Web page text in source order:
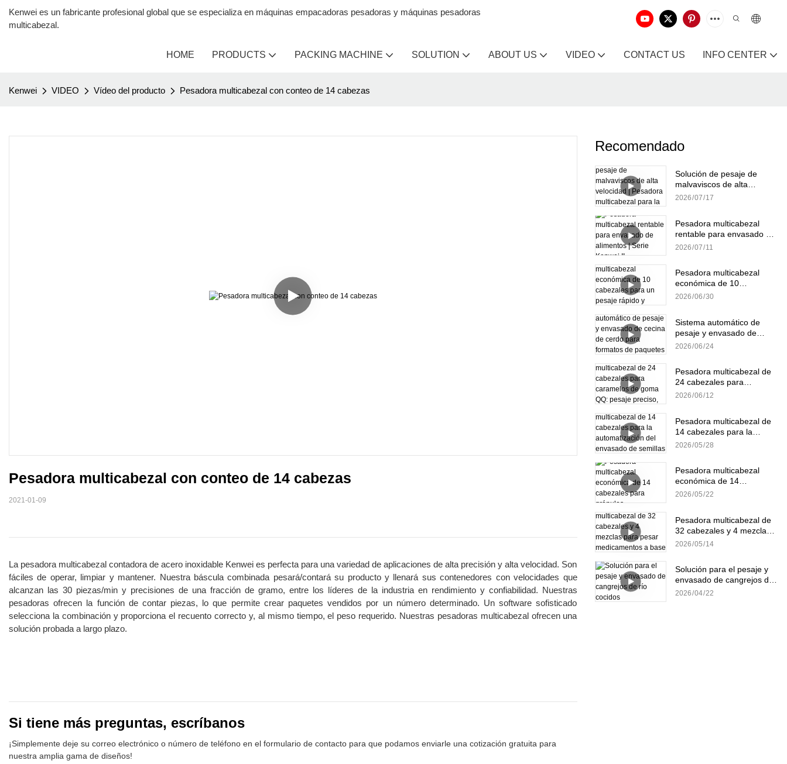
Kenwei es un fabricante profesional global que se especializa en máquinas empacadoras pesadoras y máquinas pesadoras
multicabezal.
HOME PRODUCTS PACKING MACHINE SOLUTION ABOUT US VIDEO CONTACT US INFO CENTER
Kenwei VIDEO Vídeo del producto Pesadora multicabezal con conteo de 14 cabezas
Pesadora multicabezal con conteo de 14 cabezas
2021-01-09
La pesadora multicabezal contadora de acero inoxidable Kenwei es perfecta para una variedad de aplicaciones de alta precisión y alta velocidad. Son
fáciles de operar, limpiar y mantener. Nuestra báscula combinada pesará/contará su producto y llenará sus contenedores con velocidades que
alcanzan las 30 piezas/min y precisiones de una fracción de gramo, entre los líderes de la industria en rendimiento y confiabilidad. Nuestras
pesadoras ofrecen la función de contar piezas, lo que permite crear paquetes vendidos por un número determinado. Un software sofisticado
selecciona la combinación y proporciona el recuento correcto y, al mismo tiempo, el peso requerido. Nuestras pesadoras multicabezal ofrecen una
solución probada a largo plazo.
Si tiene más preguntas, escríbanos
¡Simplemente deje su correo electrónico o número de teléfono en el formulario de contacto para que podamos enviarle una cotización gratuita para
nuestra amplia gama de diseños!
Recomendado
Solución de pesaje de
malvaviscos de alta
velocidad | Pesadora
2026 07 17
Pesadora multicabezal
rentable para envasado de
alimentos | Serie Kenwei II
2026 07 11
Pesadora multicabezal
económica de 10
cabezales para un pesaje
2026 06 30
Sistema automático de
pesaje y envasado de
cecina de cerdo para
2026 06 24
Pesadora multicabezal de
24 cabezales para
caramelos de goma QQ:
2026 06 12
Pesadora multicabezal de
14 cabezales para la
automatización del
2026 05 28
Pesadora multicabezal
económica de 14
cabezales para gránulos
2026 05 22
Pesadora multicabezal de
32 cabezales y 4 mezclas
para pesar medicamentos
2026 05 14
Solución para el pesaje y
envasado de cangrejos de
río cocidos
2026 04 22